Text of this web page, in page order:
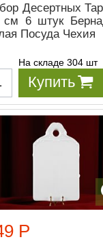
Десертных
см 6 штук
Посуда Чехия
На складе 304 шт
Купить
Р